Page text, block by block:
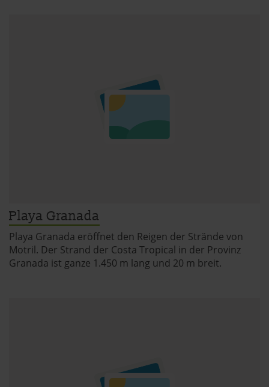
Playa Granada
Playa Granada eröffnet den Reigen der Strände von
Motril. Der Strand der Costa Tropical in der Provinz
Granada ist ganze 1.450 m lang und 20 m breit.